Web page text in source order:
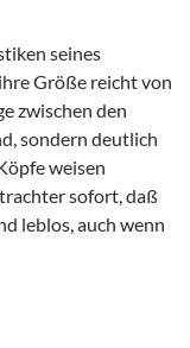
seines
Größe reicht von
zwischen den
sondern deutlich
weisen
sofort, daß
leblos, auch wenn